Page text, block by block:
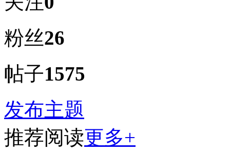
粉丝26
帖子1575
发布主题
推荐阅读更多+